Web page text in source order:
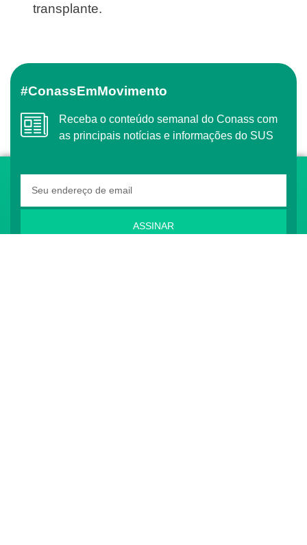
transplante.
#ConassEmMovimento
Receba o conteúdo semanal do Conass com
as principais notícias e informações do SUS
ASSINAR